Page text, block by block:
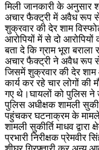
मिली जानकारी के अनुसार
अचार फैक्ट्री में अवैध रूप से
शुक्रवार की देर शाम
आरोपियों में से दो
बता दे कि ग्राम भूरा
अचार फैक्ट्री ने अवैध रूप से
जिसमें शुक्रवार की देर
कार्य कर रहे चार लोगों की
गए थे।घायलों को पुलिस ने
पुलिस अधीक्षक शामली
पहुंचकर घटनाक्रम के
शामली सुकीर्ति माधव द्वारा
प्रभारी निरीक्षक प्रेमवीर